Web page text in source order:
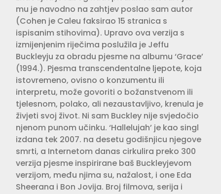
mu je navodno na zahtjev poslao sam autor
(Cohen je Caleu faksirao 15 stranica s
ispisanim stihovima). Upravo ova verzija s
izmijenjenim riječima poslužila je Jeffu
Buckleyju za obradu pjesme na albumu ‘Grace’
(1994.). Pjesma transcendentalne ljepote, koja
istovremeno, ovisno o konzumentu ili
interpretu, može govoriti o božanstvenom ili
tjelesnom, polako, ali nezaustavljivo, krenula je
živjeti svoj život. Ni sam Buckley nije svjedočio
njenom punom učinku. ‘Hallelujah’ je kao singl
izdana tek 2007. na desetu godišnjicu njegove
smrti, a Internetom danas cirkulira preko 300
verzija pjesme inspirirane baš Buckleyjevom
verzijom, među njima su, nažalost, i one Eda
Sheerana i Bon Jovija. Broj filmova, serija i